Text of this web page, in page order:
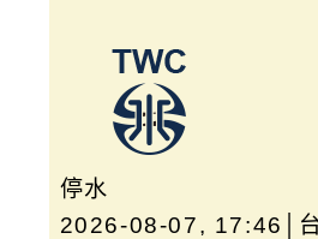
停水
2026-08-07, 17:46│